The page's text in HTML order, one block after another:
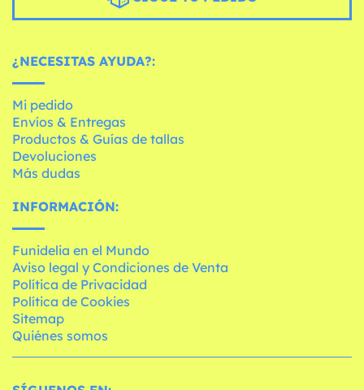
¿NECESITAS AYUDA?:
Mi pedido
Envíos & Entregas
Productos & Guías de tallas
Devoluciones
Más dudas
INFORMACIÓN:
Funidelia en el Mundo
Aviso legal y Condiciones de Venta
Política de Privacidad
Política de Cookies
Sitemap
Quiénes somos